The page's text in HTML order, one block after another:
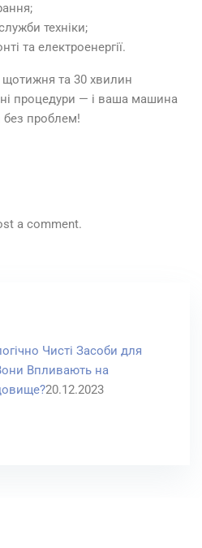
техніки;
та електроенергії.
щотижня та 30 хвилин
процедури — і ваша машина
проблем!
a comment.
Чисті Засоби для
Впливають на
20.12.2023